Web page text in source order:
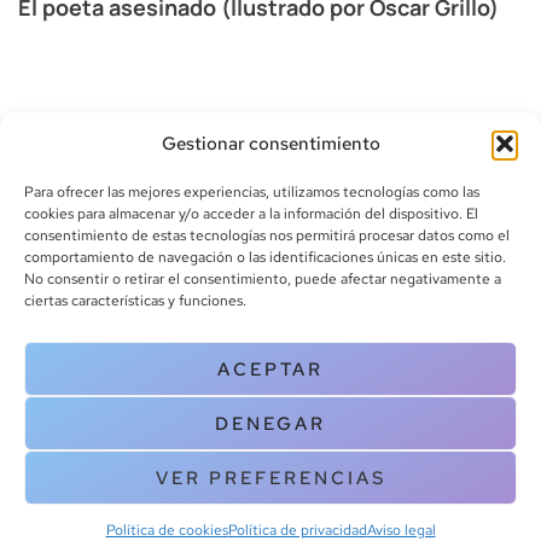
Gestionar consentimiento
Para ofrecer las mejores experiencias, utilizamos tecnologías como las
cookies para almacenar y/o acceder a la información del dispositivo. El
consentimiento de estas tecnologías nos permitirá procesar datos como el
comportamiento de navegación o las identificaciones únicas en este sitio.
No consentir o retirar el consentimiento, puede afectar negativamente a
ciertas características y funciones.
ACEPTAR
DENEGAR
VER PREFERENCIAS
Política de cookiesPolítica de privacidadAviso legal
El poeta asesinado (Ilustrado por Oscar Grillo)
info@canoalibros.com
pedidos@canoalibros.com
CONTACTO
Copyright © 2025 Canoa Libros. All Rights Reserved |
cookies|Política de privacidad|Terminos y condiciones| Aviso legal
| Contacto